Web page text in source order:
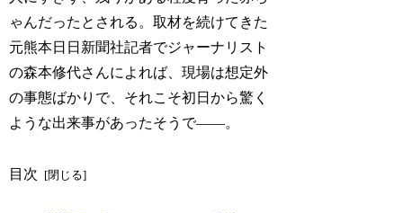
ゃんだったとされる。取材を続けてきた
元熊本日日新聞社記者でジャーナリスト
の森本修代さんによれば、現場は想定外
の事態ばかりで、それこそ初日から驚く
ような出来事があったそうで――。
目次